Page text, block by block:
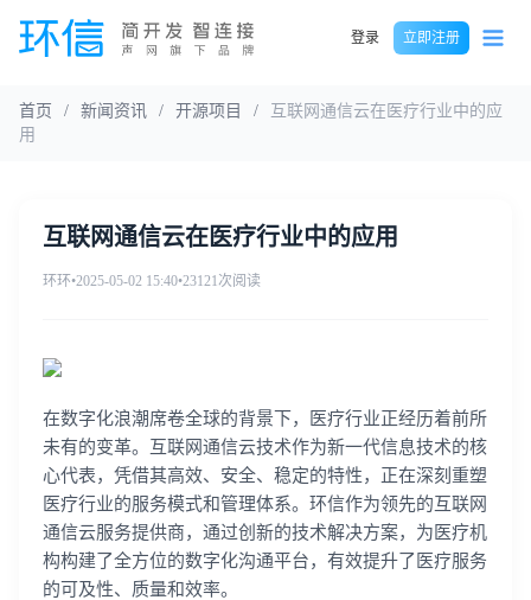
登录 立即注册
首页 / 新闻资讯 / 开源项目 /
互联网通信云在医疗行业中的应
用
互联网通信云在医疗行业中的应用
环环•2025-05-02 15:40•23121次阅读
在数字化浪潮席卷全球的背景下，医疗行业正经历着前所
未有的变革。互联网通信云技术作为新一代信息技术的核
心代表，凭借其高效、安全、稳定的特性，正在深刻重塑
医疗行业的服务模式和管理体系。环信作为领先的互联网
通信云服务提供商，通过创新的技术解决方案，为医疗机
构构建了全方位的数字化沟通平台，有效提升了医疗服务
的可及性、质量和效率。